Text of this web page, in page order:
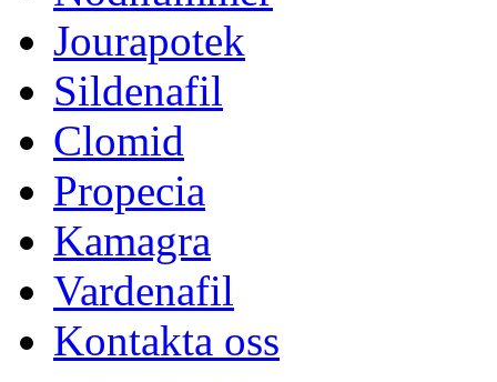
Jourapotek
Sildenafil
Clomid
Propecia
Kamagra
Vardenafil
Kontakta oss